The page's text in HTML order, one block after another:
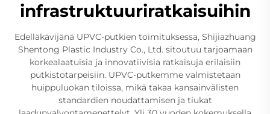
infrastruktuuriratkaisuihin
Edelläkävijänä UPVC-putkien toimituksessa, Shijiazhuang
Shentong Plastic Industry Co., Ltd. sitoutuu tarjoamaan
korkealaatuisia ja innovatiivisia ratkaisuja erilaisiin
putkistotarpeisiin. UPVC-putkemme valmistetaan
huippuluokan tiloissa, mikä takaa kansainvälisten
standardien noudattamisen ja tiukat